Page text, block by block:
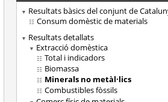
Resultats bàsics del conjunt de
Consum domèstic de materials
Resultats detallats
Extracció domèstica
Total i indicadors
Biomassa
Minerals no metàl·lics
Combustibles fòssils